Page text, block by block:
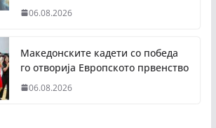
06.08.2026
Македонските кадети со победа
го отворија Европското првенство
06.08.2026